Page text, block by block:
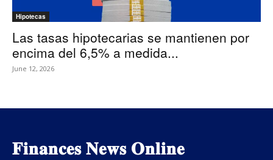
Hipotecas
Las tasas hipotecarias se mantienen por
encima del 6,5% a medida...
June 12, 2026
𝐅𝐢𝐧𝐚𝐧𝐜𝐞𝐬 𝐍𝐞𝐰𝐬 𝐎𝐧𝐥𝐢𝐧𝐞